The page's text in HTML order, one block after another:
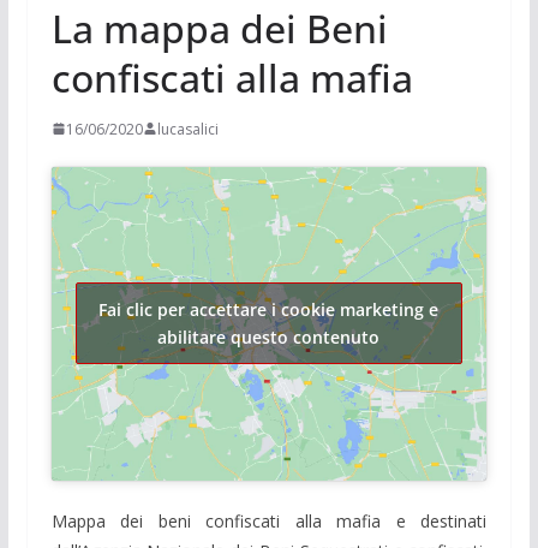
La mappa dei Beni
confiscati alla mafia
16/06/2020 lucasalici
Fai clic per accettare i cookie marketing e
abilitare questo contenuto
Mappa dei beni confiscati alla mafia e destinati